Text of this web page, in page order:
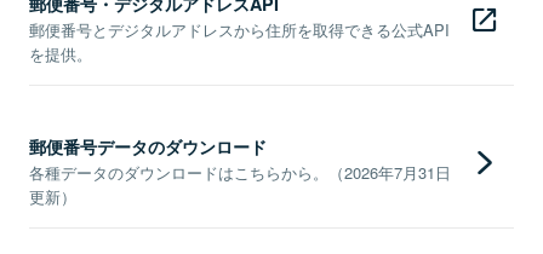
郵便番号とデジタルアドレスから住所を取得できる公式API
を提供。
郵便番号データのダウンロード
各種データのダウンロードはこちらから。（2026年7月31日
更新）